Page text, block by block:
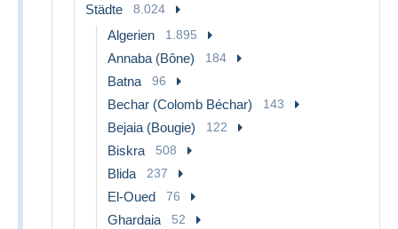
Städte 8.024
Algerien 1.895
Annaba (Bône) 184
Batna 96
Bechar (Colomb Béchar) 143
Bejaia (Bougie) 122
Biskra 508
Blida 237
El-Oued 76
Ghardaia 52